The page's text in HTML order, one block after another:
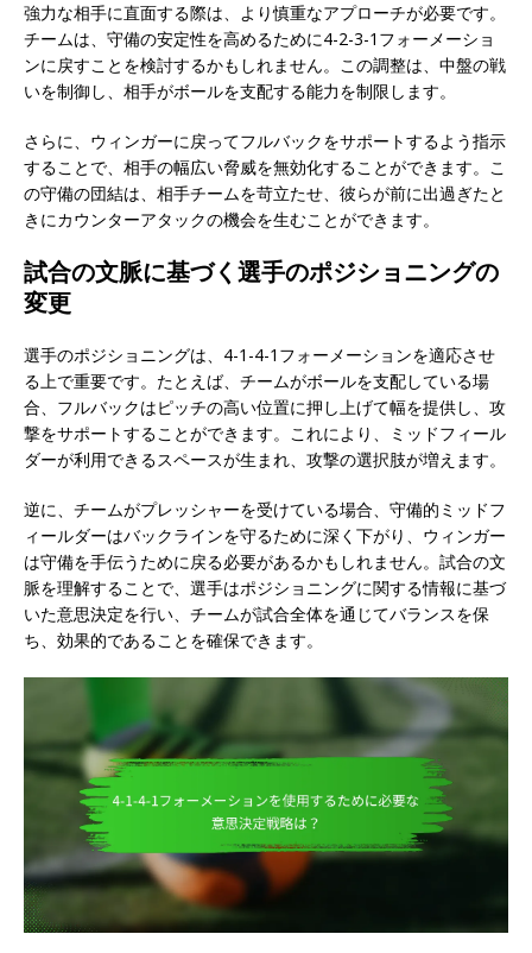
強力な相手に直面する際は、より慎重なアプローチが必要です。
チームは、守備の安定性を高めるために4-2-3-1フォーメーショ
ンに戻すことを検討するかもしれません。この調整は、中盤の戦
いを制御し、相手がボールを支配する能力を制限します。
さらに、ウィンガーに戻ってフルバックをサポートするよう指示
することで、相手の幅広い脅威を無効化することができます。こ
の守備の団結は、相手チームを苛立たせ、彼らが前に出過ぎたと
きにカウンターアタックの機会を生むことができます。
試合の文脈に基づく選手のポジショニングの
変更
選手のポジショニングは、4-1-4-1フォーメーションを適応させ
る上で重要です。たとえば、チームがボールを支配している場
合、フルバックはピッチの高い位置に押し上げて幅を提供し、攻
撃をサポートすることができます。これにより、ミッドフィール
ダーが利用できるスペースが生まれ、攻撃の選択肢が増えます。
逆に、チームがプレッシャーを受けている場合、守備的ミッドフ
ィールダーはバックラインを守るために深く下がり、ウィンガー
は守備を手伝うために戻る必要があるかもしれません。試合の文
脈を理解することで、選手はポジショニングに関する情報に基づ
いた意思決定を行い、チームが試合全体を通じてバランスを保
ち、効果的であることを確保できます。